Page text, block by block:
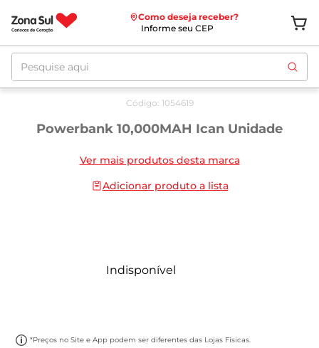
Como deseja receber?
Informe seu CEP
Pesquise aqui
Código: 1054619
Powerbank 10,000MAH Ican Unidade
Ver mais produtos desta marca
Adicionar produto a lista
Indisponível
*Preços no Site e App podem ser diferentes das Lojas Físicas.